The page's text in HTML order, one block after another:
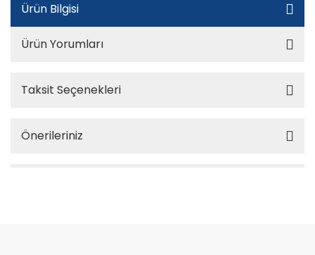
Ürün Bilgisi
Ürün Yorumları
Taksit Seçenekleri
Önerileriniz